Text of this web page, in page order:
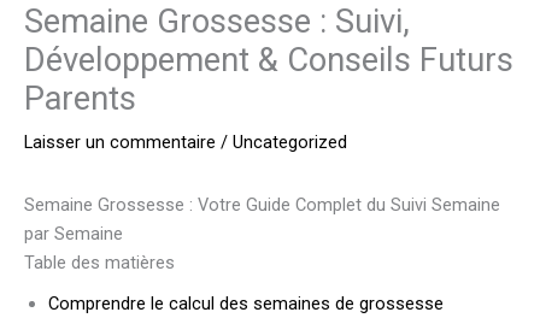
Semaine Grossesse : Suivi,
Développement & Conseils Futurs
Parents
Laisser un commentaire / Uncategorized
Semaine Grossesse : Votre Guide Complet du Suivi Semaine
par Semaine
Table des matières
Comprendre le calcul des semaines de grossesse